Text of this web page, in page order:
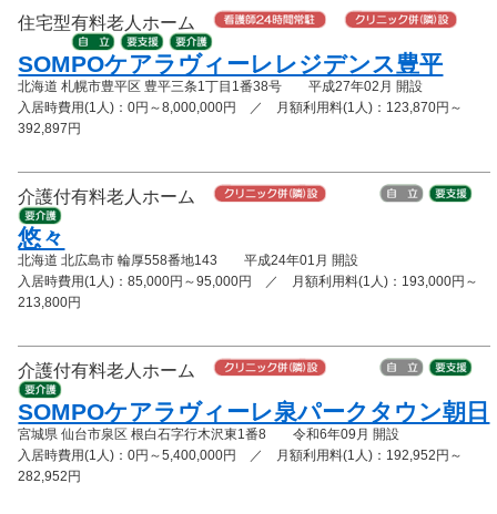
住宅型有料老人ホーム
SOMPOケアラヴィーレレジデンス豊平
北海道 札幌市豊平区 豊平三条1丁目1番38号 平成27年02月 開設
入居時費用(1人)：0円～8,000,000円 ／ 月額利用料(1人)：123,870円～
392,897円
介護付有料老人ホーム
悠々
北海道 北広島市 輪厚558番地143 平成24年01月 開設
入居時費用(1人)：85,000円～95,000円 ／ 月額利用料(1人)：193,000円～
213,800円
介護付有料老人ホーム
SOMPOケアラヴィーレ泉パークタウン朝日
宮城県 仙台市泉区 根白石字行木沢東1番8 令和6年09月 開設
入居時費用(1人)：0円～5,400,000円 ／ 月額利用料(1人)：192,952円～
282,952円